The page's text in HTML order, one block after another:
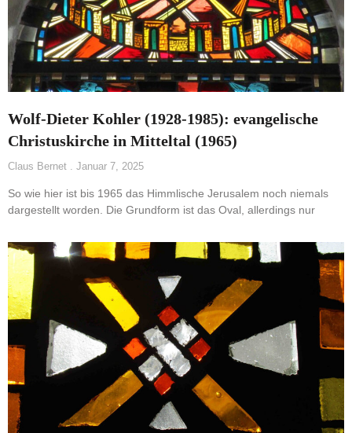
Wolf-Dieter Kohler (1928-1985): evangelische
Christuskirche in Mitteltal (1965)
Claus Bernet Januar 7, 2025
So wie hier ist bis 1965 das Himmlische Jerusalem noch niemals
dargestellt worden. Die Grundform ist das Oval, allerdings nur